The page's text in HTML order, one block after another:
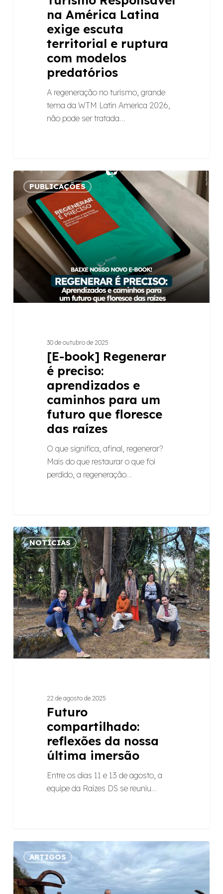
na América Latina
exige escuta
territorial e ruptura
com modelos
predatórios
A regeneração no turismo, grande
tema da WTM Latin America 2026,
não pode ser tratada…
book]
Regenerar
preciso:
aprendizados
caminhos
para
um
futuro
PUBLICAÇÕES
30 de outubro de 2025
[E-book] Regenerar
é preciso:
aprendizados e
caminhos para um
futuro que floresce
das raízes
O que significa, afinal, regenerar?
Mais do que restaurar o que foi
perdido, a regeneração…
Futuro
compartilhado:
reflexões
da
nossa
última
imersão
NOTÍCIAS
22 de agosto de 2025
Futuro
compartilhado:
reflexões da nossa
última imersão
Entre os dias 11 e 13 de agosto, a
equipe da Raízes DS se reuniu…
radical
na
vida:
ARTIGOS